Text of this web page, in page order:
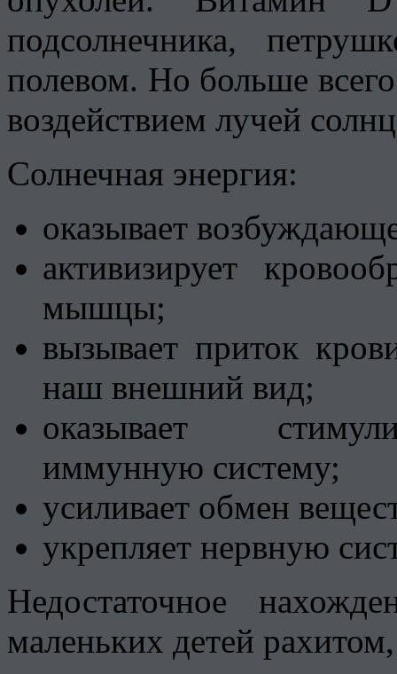
подсолнечника,
полевом. Но больше
воздействием лучей
Солнечная энергия:
оказывает
активизирует
мышцы;
вызывает приток
наш внешний вид;
оказывает
иммунную систему;
усиливает обмен
укрепляет нервную
Недостаточное
маленьких детей